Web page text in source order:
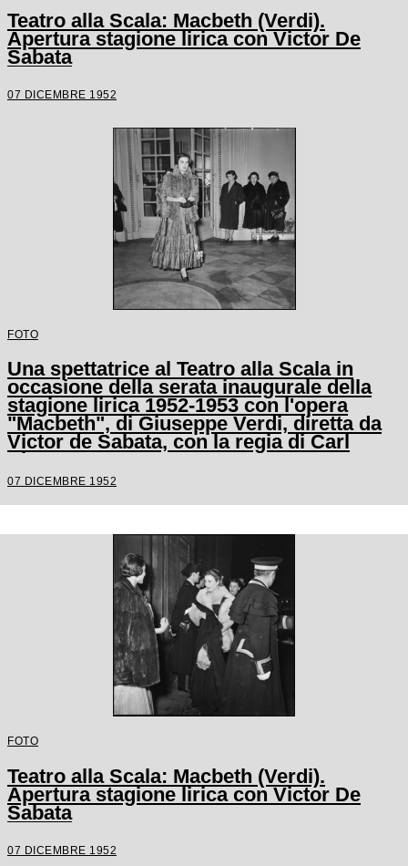
Teatro alla Scala: Macbeth (Verdi).
Apertura stagione lirica con Victor De
Sabata
07 DICEMBRE 1952
FOTO
Una spettatrice al Teatro alla Scala in
occasione della serata inaugurale della
stagione lirica 1952-1953 con l'opera
"Macbeth", di Giuseppe Verdi, diretta da
Victor de Sabata, con la regia di Carl
Ebert
07 DICEMBRE 1952
FOTO
Teatro alla Scala: Macbeth (Verdi).
Apertura stagione lirica con Victor De
Sabata
07 DICEMBRE 1952